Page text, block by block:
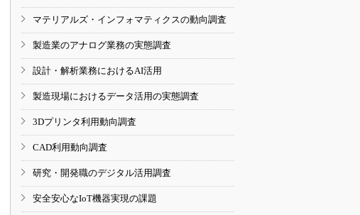
マテリアルズ・インフォマティクスの動向調査
製造業のアナログ業務の実態調査
設計・解析業務におけるAI活用
製造現場におけるデータ活用の実態調査
3Dプリンタ利用動向調査
CAD利用動向調査
研究・開発職のデジタル活用調査
安全安心なIoT機器実現の課題